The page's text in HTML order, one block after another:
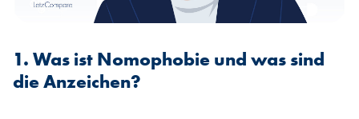
1. Was ist Nomophobie und was sind
die Anzeichen?